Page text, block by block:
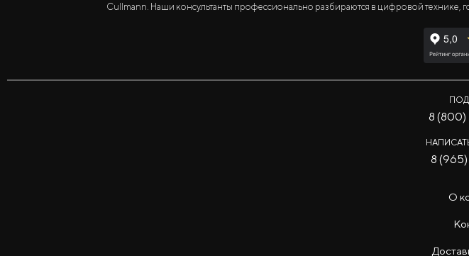
Cullmann. Наши консультанты профессионально разбираются в цифровой технике,
8
8
О